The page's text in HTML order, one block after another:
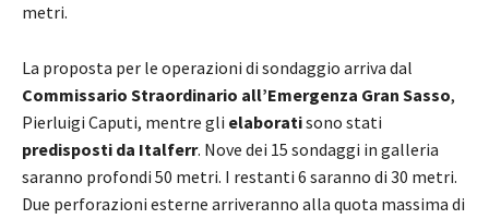
metri.
La proposta per le operazioni di sondaggio arriva dal
Commissario Straordinario all’Emergenza Gran Sasso,
Pierluigi Caputi, mentre gli elaboratisono stati
predisposti da Italferr. Nove dei 15 sondaggi in galleria
saranno profondi 50 metri. I restanti 6 saranno di 30 metri.
Due perforazioni esterne arriveranno alla quota massima di